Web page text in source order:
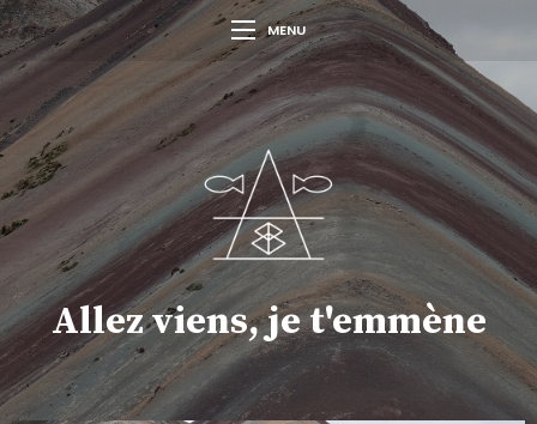
MENU
Allez viens, je t'emmène